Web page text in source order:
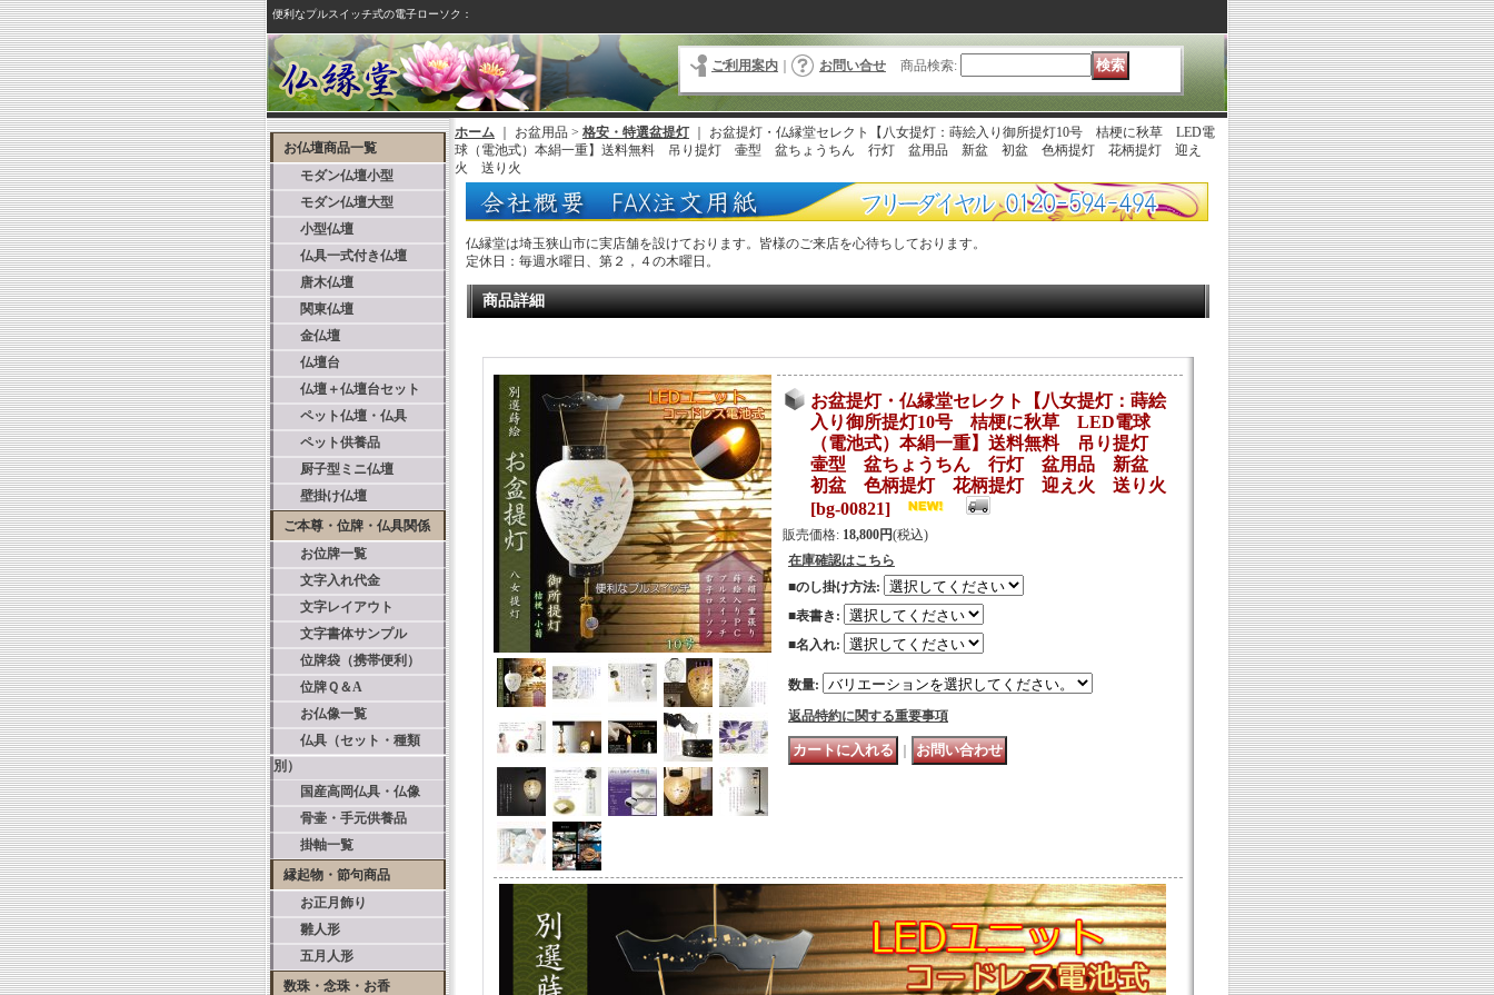
便利なプルスイッチ式の電子ローソク：
ご利用案内 お問い合せ 商品検索:
お仏壇商品一覧
モダン仏壇小型
モダン仏壇大型
小型仏壇
仏具一式付き仏壇
唐木仏壇
関東仏壇
金仏壇
仏壇台
仏壇＋仏壇台セット
ペット仏壇・仏具
ペット供養品
厨子型ミニ仏壇
壁掛け仏壇
ご本尊・位牌・仏具関係
お位牌一覧
文字入れ代金
文字レイアウト
文字書体サンプル
位牌袋（携帯便利）
位牌Ｑ＆A
お仏像一覧
仏具（セット・種類
別）
国産高岡仏具・仏像
骨壷・手元供養品
掛軸一覧
縁起物・節句商品
お正月飾り
雛人形
五月人形
数珠・念珠・お香
ホーム ｜ お盆用品 > 格安・特選盆提灯｜ お盆提灯・仏縁堂セレクト【八女提灯：蒔絵入り御所提灯10号 桔梗に秋草 LED電
球（電池式）本絹一重】送料無料 吊り提灯 壷型 盆ちょうちん 行灯 盆用品 新盆 初盆 色柄提灯 花柄提灯 迎え
火 送り火
仏縁堂は埼玉狭山市に実店舗を設けております。皆様のご来店を心待ちしております。
定休日：毎週水曜日、第２，４の木曜日。
商品詳細
お盆提灯・仏縁堂セレクト【八女提灯：蒔絵
入り御所提灯10号 桔梗に秋草 LED電球
（電池式）本絹一重】送料無料 吊り提灯
壷型 盆ちょうちん 行灯 盆用品 新盆
初盆 色柄提灯 花柄提灯 迎え火 送り火
[bg-00821]
販売価格: 18,800円(税込)
在庫確認はこちら
■のし掛け方法:
■表書き :
■名入れ:
数量:
返品特約に関する重要事項